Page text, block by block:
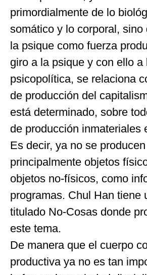
primordialmente de lo
somático y lo corporal, sino
la psique como fuerza
giro a la psique y con ello a
psicopolítica, se relaciona
de producción del
está determinado, sobre
de producción inmateriales
Es decir, ya no se producen
principalmente objetos
objetos no-físicos, como
programas. Chul Han tiene
titulado No-Cosas donde
este tema.
De manera que el cuerpo
productiva ya no es tan